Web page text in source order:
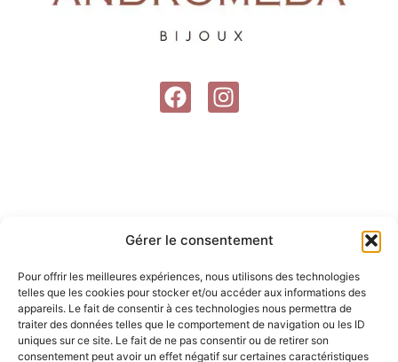
Gérer le consentement
Pour offrir les meilleures expériences, nous utilisons des technologies
telles que les cookies pour stocker et/ou accéder aux informations des
appareils. Le fait de consentir à ces technologies nous permettra de
traiter des données telles que le comportement de navigation ou les ID
uniques sur ce site. Le fait de ne pas consentir ou de retirer son
consentement peut avoir un effet négatif sur certaines caractéristiques
F
a
k
I
n
a
m